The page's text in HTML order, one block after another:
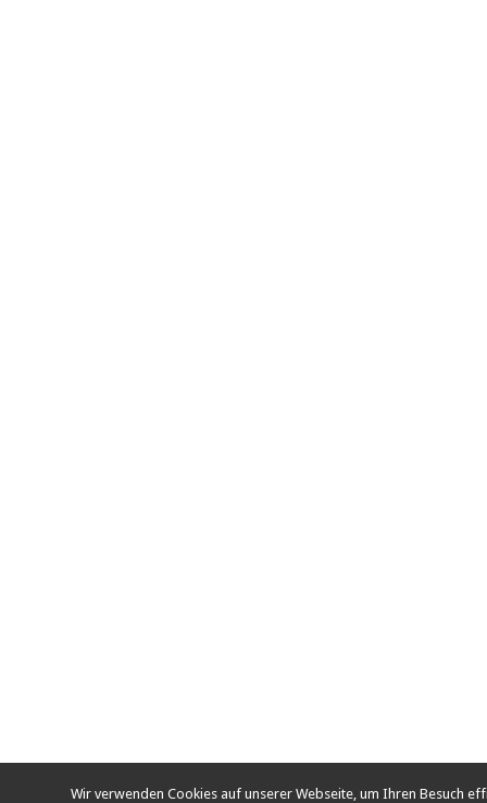
Wir verwenden Cookies auf unserer Webseite, um Ihren Besuch